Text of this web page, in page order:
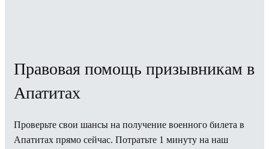
Правовая помощь призывникам в
Апатитах
Проверьте свои шансы на получение военного билета в
Апатитах прямо сейчас. Потратьте 1 минуту на наш